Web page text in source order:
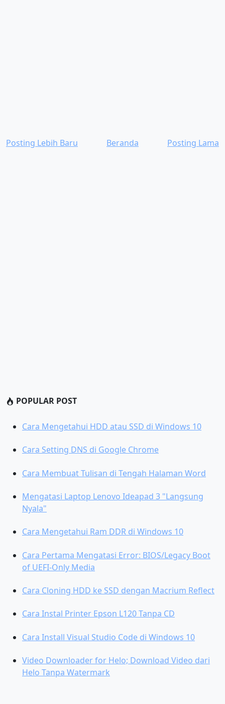
Posting Lebih Baru Posting Lama
Beranda
POPULAR POST
Cara Mengetahui HDD atau SSD di Windows 10
Cara Setting DNS di Google Chrome
Cara Membuat Tulisan di Tengah Halaman Word
Mengatasi Laptop Lenovo Ideapad 3 "Langsung
Nyala"
Cara Mengetahui Ram DDR di Windows 10
Cara Pertama Mengatasi Error: BIOS/Legacy Boot
of UEFI-Only Media
Cara Cloning HDD ke SSD dengan Macrium Reflect
Cara Instal Printer Epson L120 Tanpa CD
Cara Install Visual Studio Code di Windows 10
Video Downloader for Helo; Download Video dari
Helo Tanpa Watermark